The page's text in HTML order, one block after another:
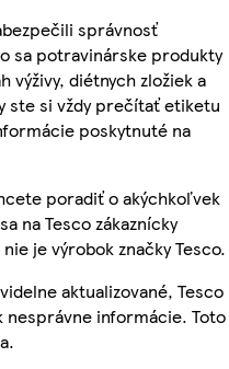
správnosť
sa potravinárske produkty
výživy, diétnych zložiek a
ste si vždy prečítať etiketu
poskytnuté na
poradiť o akýchkoľvek
na Tesco zákaznícky
je výrobok značky Tesco.
aktualizované, Tesco
nesprávne informácie. Toto